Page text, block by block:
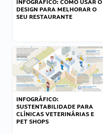
INFOGRÁFICO: COMO USAR O
DESIGN PARA MELHORAR O
SEU RESTAURANTE
INFOGRÁFICO:
SUSTENTABILIDADE PARA
CLÍNICAS VETERINÁRIAS E
PET SHOPS